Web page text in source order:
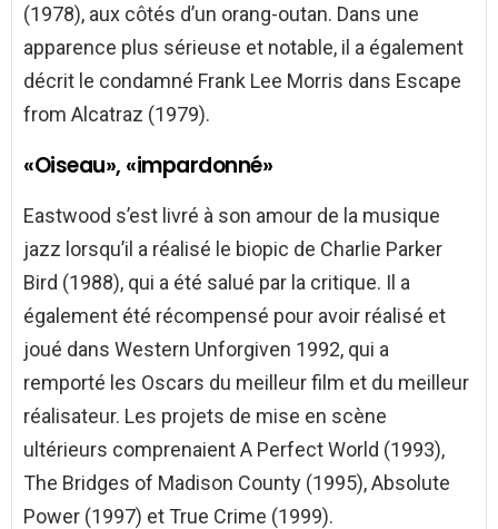
(1978), aux côtés d’un orang-outan. Dans une
apparence plus sérieuse et notable, il a également
décrit le condamné Frank Lee Morris dans Escape
from Alcatraz (1979).
«Oiseau», «impardonné»
Eastwood s’est livré à son amour de la musique
jazz lorsqu’il a réalisé le biopic de Charlie Parker
Bird (1988), qui a été salué par la critique. Il a
également été récompensé pour avoir réalisé et
joué dans Western Unforgiven 1992, qui a
remporté les Oscars du meilleur film et du meilleur
réalisateur. Les projets de mise en scène
ultérieurs comprenaient A Perfect World (1993),
The Bridges of Madison County (1995), Absolute
Power (1997) et True Crime (1999).